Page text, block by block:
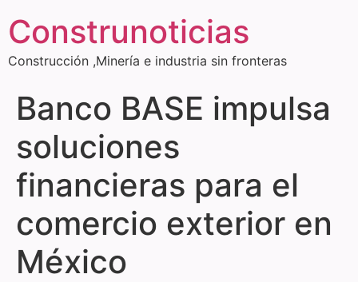
Construnoticias
Construcción ,Minería e industria sin fronteras
Banco BASE impulsa
soluciones
financieras para el
comercio exterior en
México